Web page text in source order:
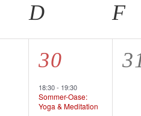
D F
1
30
18:30- 19:30
Sommer-Oase:
Yoga & Meditation
0